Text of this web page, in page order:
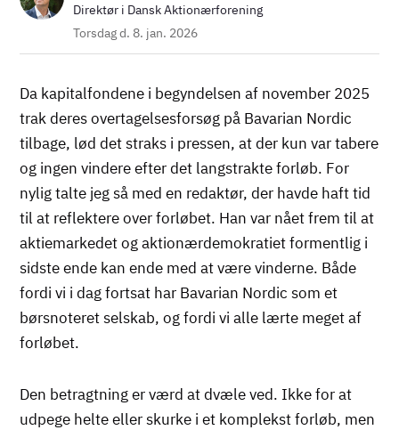
Direktør i Dansk Aktionærforening
Torsdag d. 8. jan. 2026
Da kapitalfondene i begyndelsen af november 2025
trak deres overtagelsesforsøg på Bavarian Nordic
tilbage, lød det straks i pressen, at der kun var tabere
og ingen vindere efter det langstrakte forløb. For
nylig talte jeg så med en redaktør, der havde haft tid
til at reflektere over forløbet. Han var nået frem til at
aktiemarkedet og aktionærdemokratiet formentlig i
sidste ende kan ende med at være vinderne. Både
fordi vi i dag fortsat har Bavarian Nordic som et
børsnoteret selskab, og fordi vi alle lærte meget af
forløbet.
Den betragtning er værd at dvæle ved. Ikke for at
udpege helte eller skurke i et komplekst forløb, men